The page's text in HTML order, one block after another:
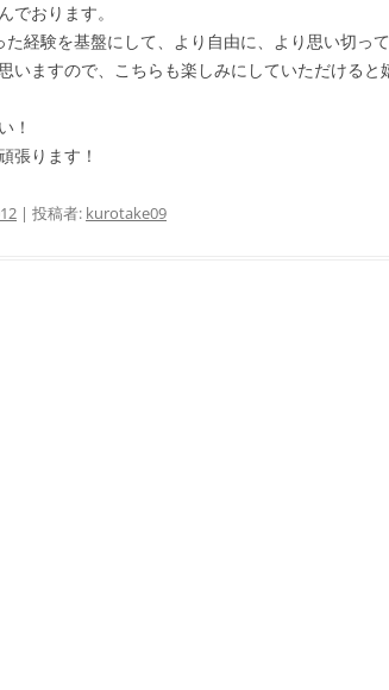
でおります。
経験を基盤にして、より自由に、より思い切っ
いますので、こちらも楽しみにしていただけると
！
張ります！
| 投稿者: kurotake09